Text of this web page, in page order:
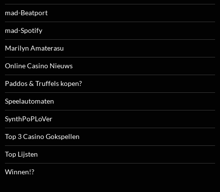
mad-Beatport
mad-Spotify
Marilyn Amaterasu
Online Casino Nieuws
Paddos & Truffels kopen?
Speelautomaten
SynthPoPLoVer
Top 3 Casino Gokspellen
Top Lijsten
Winnen!?